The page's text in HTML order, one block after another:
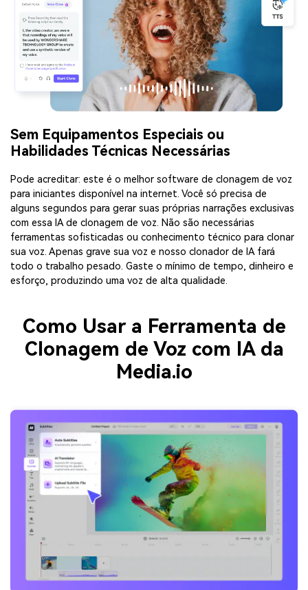
Sem Equipamentos Especiais ou
Habilidades Técnicas Necessárias
Pode acreditar: este é o melhor software de clonagem de voz
para iniciantes disponível na internet. Você só precisa de
alguns segundos para gerar suas próprias narrações exclusivas
com essa IA de clonagem de voz. Não são necessárias
ferramentas sofisticadas ou conhecimento técnico para clonar
sua voz. Apenas grave sua voz e nosso clonador de IA fará
todo o trabalho pesado. Gaste o mínimo de tempo, dinheiro e
esforço, produzindo uma voz de alta qualidade.
Como Usar a Ferramenta de
Clonagem de Voz com IA da
Media.io